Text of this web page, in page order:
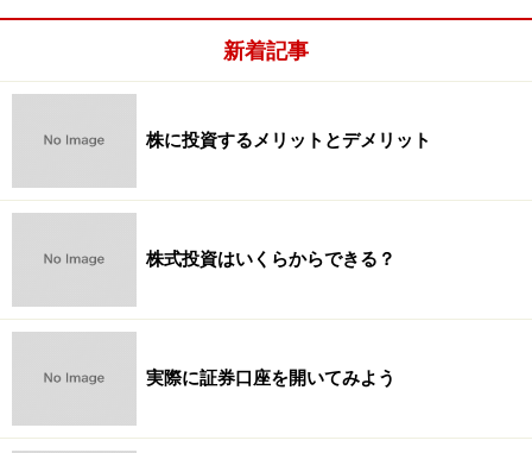
新着記事
株に投資するメリットとデメリット
株式投資はいくらからできる？
実際に証券口座を開いてみよう